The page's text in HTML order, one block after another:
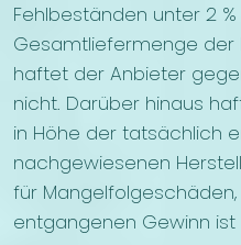
Fehlbeständen unter 2
Gesamtliefermenge der
haftet der Anbieter
nicht. Darüber hinaus
in Höhe der tatsächlich
nachgewiesenen
für
entgangenen Gewinn